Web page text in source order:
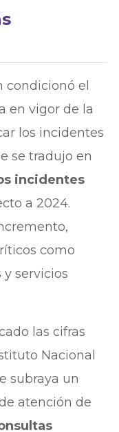
el
en vigor de la
los incidentes
se tradujo en
incidentes
a 2024.
como
servicios
las cifras
Nacional
subraya un
atención de